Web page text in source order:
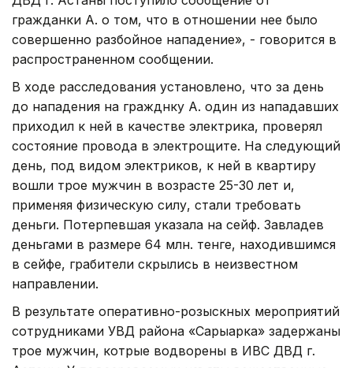
гражданки А. о том, что в отношении нее было
совершенно разбойное нападение», - говорится в
распространенном сообщении.
В ходе расследования установлено, что за день
до нападения на гражднку А. один из нападавших
приходил к ней в качестве электрика, проверял
состояние провода в электрощите. На следующий
день, под видом электриков, к ней в квартиру
вошли трое мужчин в возрасте 25-30 лет и,
применяя физическую силу, стали требовать
деньги. Потерпевшая указала на сейф. Завладев
деньгами в размере 64 млн. тенге, находившимся
в сейфе, грабители скрылись в неизвестном
направлении.
В результате оперативно-розыскных мероприятий
сотрудниками УВД района «Сарыарка» задержаны
трое мужчин, котрые водворены в ИВС ДВД г.